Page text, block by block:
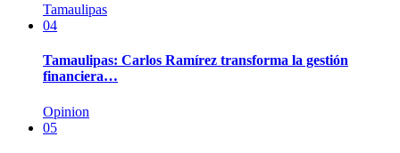
Tamaulipas
04
Tamaulipas: Carlos Ramírez transforma la gestión
financiera…
Opinion
05